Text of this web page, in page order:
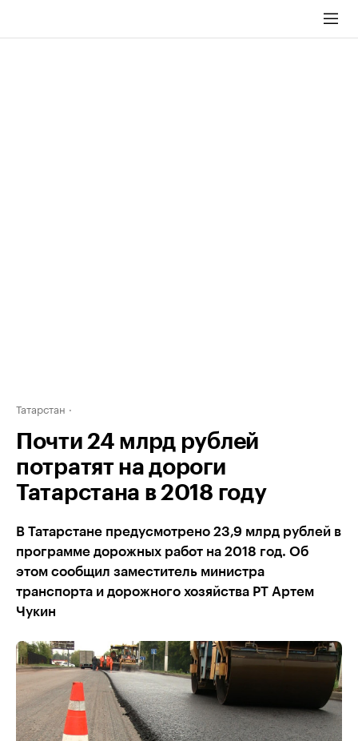
Татарстан
Почти 24 млрд рублей
потратят на дороги
Татарстана в 2018 году
В Татарстане предусмотрено 23,9 млрд рублей в
программе дорожных работ на 2018 год. Об
этом сообщил заместитель министра
транспорта и дорожного хозяйства РТ Артем
Чукин